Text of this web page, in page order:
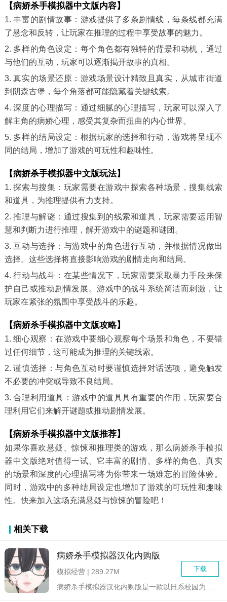
【病娇杀手模拟器中文版内容】
1. 丰富的剧情故事：游戏提供了多条剧情线，每条线都充满
了悬念和反转，让玩家在推理的过程中享受故事的魅力。
2. 多样的角色设定：每个角色都有独特的背景和动机，通过
与他们的互动，玩家可以逐渐揭开故事的真相。
3. 真实的场景还原：游戏场景设计精致且真实，从城市街道
到阴森古堡，每个角落都可能隐藏着关键线索。
4. 深度的心理描写：通过细腻的心理描写，玩家可以深入了
解主角的病娇心理，感受其复杂而扭曲的内心世界。
5. 多样的结局设定：根据玩家的选择和行动，游戏将呈现不
同的结局，增加了游戏的可玩性和趣味性。
【病娇杀手模拟器中文版玩法】
1. 探索与搜集：玩家需要在游戏中探索各种场景，搜集线索
和道具，为推理提供有力支持。
2. 推理与解谜：通过搜集到的线索和道具，玩家需要运用智
慧和判断力进行推理，解开游戏中的谜题和谜团。
3. 互动与选择：与游戏中的角色进行互动，并根据情况做出
选择。这些选择将直接影响游戏的剧情走向和结局。
4. 行动与战斗：在某些情况下，玩家需要采取暴力手段来保
护自己或推动剧情发展。游戏中的战斗系统简洁而刺激，让
玩家在紧张的氛围中享受战斗的乐趣。
【病娇杀手模拟器中文版攻略】
1. 细心观察：在游戏中要细心观察每个场景和角色，不要错
过任何细节，这可能成为推理的关键线索。
2. 谨慎选择：与角色互动时要谨慎选择对话选项，避免触发
不必要的冲突或导致不良结局。
3. 合理利用道具：游戏中的道具具有重要的作用，玩家要合
理利用它们来解开谜题或推动剧情发展。
【病娇杀手模拟器中文版推荐】
如果你喜欢悬疑、惊悚和推理类的游戏，那么病娇杀手模拟
器中文版绝对值得一试。它丰富的剧情、多样的角色、真实
的场景和深度的心理描写将为你带来一场难忘的冒险体验。
同时，游戏中的多种结局设定也增加了游戏的可玩性和趣味
性。快来加入这场充满悬疑与惊悚的冒险吧！
相关下载
病娇杀手模拟器汉化内购版
下载
模拟经营 | 289.27M
病娇杀手模拟器汉化内购版是一款以日系校园为背景的3D角色扮演...